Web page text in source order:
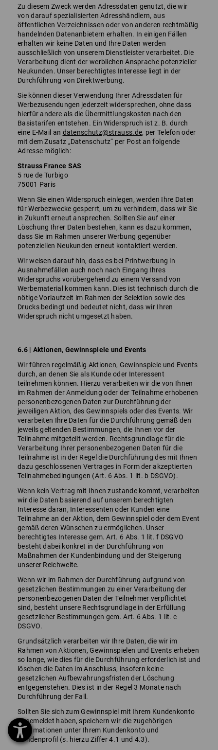
Zu diesem Zweck werden Adressdaten genutzt, die wir
von darauf spezialisierten Adresshändlern, aus
öffentlichen Verzeichnissen oder von anderen rechtmäßig
handelnden Datenanbietern erhalten. In einigen Fällen
erhalten wir keine Daten und Ihre Daten werden
ausschließlich von unserem Dienstleister verarbeitet. Die
Verarbeitung dient der werblichen Ansprache potenzieller
Neukunden. Unser berechtigtes Interesse liegt in der
Durchführung von Direktwerbung.
Sie können dieser Verwendung Ihrer Adressdaten für
Werbezusendungen jederzeit widersprechen, ohne dass
hierfür andere als die Übermittlungskosten nach den
Basistarifen entstehen. Ein Widerspruch ist z. B. durch
eine E-Mail an datenschutz@strauss.de, per Telefon oder
mit dem Zusatz „Datenschutz“ per Post an folgende
Adresse möglich:
Strauss France SAS
5 rue de Turbigo
75001 Paris
Wenn Sie einen Widerspruch einlegen, werden Ihre Daten
für Werbezwecke gesperrt, um zu verhindern, dass wir Sie
in Zukunft erneut ansprechen. Sollten Sie auf einer
Löschung Ihrer Daten bestehen, kann es dazu kommen,
dass Sie im Rahmen unserer Werbung gegenüber
potenziellen Neukunden erneut kontaktiert werden.
Wir weisen darauf hin, dass es bei Printwerbung in
Ausnahmefällen auch noch nach Eingang Ihres
Widerspruchs vorübergehend zu einem Versand von
Werbematerial kommen kann. Dies ist technisch durch die
nötige Vorlaufzeit im Rahmen der Selektion sowie des
Drucks bedingt und bedeutet nicht, dass wir Ihren
Widerspruch nicht umgesetzt haben.
6.6 | Aktionen, Gewinnspiele und Events
Wir führen regelmäßig Aktionen, Gewinnspiele und Events
durch, an denen Sie als Kunde oder Interessent
teilnehmen können. Hierzu verarbeiten wir die von Ihnen
im Rahmen der Anmeldung oder der Teilnahme erhobenen
personenbezogenen Daten zur Durchführung der
jeweiligen Aktion, des Gewinnspiels oder des Events. Wir
verarbeiten Ihre Daten für die Durchführung gemäß den
jeweils geltenden Bestimmungen, die Ihnen vor der
Teilnahme mitgeteilt werden. Rechtsgrundlage für die
Verarbeitung Ihrer personenbezogenen Daten für die
Teilnahme ist in der Regel die Durchführung des mit Ihnen
dazu geschlossenen Vertrages in Form der akzeptierten
Teilnahmebedingungen (Art. 6 Abs. 1 lit. b DSGVO).
Wenn kein Vertrag mit Ihnen zustande kommt, verarbeiten
wir die Daten basierend auf unserem berechtigten
Interesse daran, Interessenten oder Kunden eine
Teilnahme an der Aktion, dem Gewinnspiel oder dem Event
gemäß deren Wünschen zu ermöglichen. Unser
berechtigtes Interesse gem. Art. 6 Abs. 1 lit. f DSGVO
besteht dabei konkret in der Durchführung von
Maßnahmen der Kundenbindung und der Steigerung
unserer Reichweite.
Wenn wir im Rahmen der Durchführung aufgrund von
gesetzlichen Bestimmungen zu einer Verarbeitung der
personenbezogenen Daten der Teilnehmer verpflichtet
sind, besteht unsere Rechtsgrundlage in der Erfüllung
gesetzlicher Bestimmungen gem. Art. 6 Abs. 1 lit. c
DSGVO.
Grundsätzlich verarbeiten wir Ihre Daten, die wir im
Rahmen von Aktionen, Gewinnspielen und Events erheben
so lange, wie dies für die Durchführung erforderlich ist und
löschen die Daten im Anschluss, insofern keine
gesetzlichen Aufbewahrungsfristen der Löschung
entgegenstehen. Dies ist in der Regel 3 Monate nach
Durchführung der Fall.
Sollten Sie sich zum Gewinnspiel mit Ihrem Kundenkonto
angemeldet haben, speichern wir die zugehörigen
Informationen unter Ihrem Kundenkonto und
Kundenprofil (s. hierzu Ziffer 4.1 und 4.3).